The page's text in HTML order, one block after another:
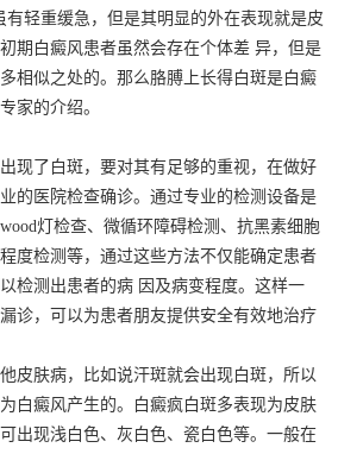
轻重缓急，但是其明显的外在表现就是皮
期白癜风患者虽然会存在个体差 异，但是
相似之处的。那么胳膊上长得白斑是白癜
家的介绍。
了白斑，要对其有足够的重视，在做好
的医院检查确诊。通过专业的检测设备是
灯检查、微循环障碍检测、抗黑素细胞
度检测等，通过这些方法不仅能确定患者
检测出患者的病 因及病变程度。这样一
诊，可以为患者朋友提供安全有效地治疗
肤病，比如说汗斑就会出现白斑，所以
白癜风产生的。白癜疯白斑多表现为皮肤
出现浅白色、灰白色、瓷白色等。一般在